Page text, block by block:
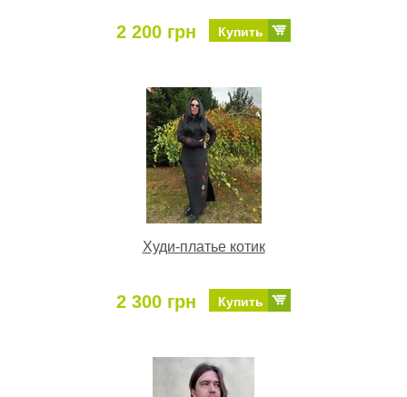
2 200 грн Купить
Худи-платье котик
2 300 грн Купить